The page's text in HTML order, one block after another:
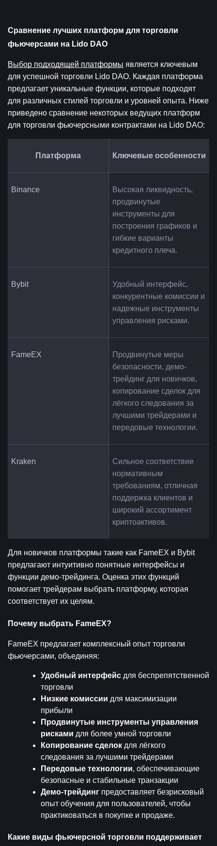
Сравнение лучших платформ для торговли
фьючерсами на Lido DAO
Выбор подходящей платформы является ключевым
для успешной торговли Lido DAO. Каждая платформа
предлагает уникальные функции, которые подходят
для различных стилей торговли и уровней опыта. Ниже
приведено сравнение некоторых ведущих платформ
для торговли фьючерсными контрактами на Lido DAO:
Платформа Ключевые особенности
Binance
Высокая ликвидность,
продвинутые
инструменты для
построения графиков и
гибкие варианты
кредитного плеча.
Bybit
Удобный интерфейс,
конкурентные комиссии и
надежные инструменты
управления рисками.
FameEX
Продвинутые меры
безопасности, демо-
трейдинг для новичков,
копирование сделок для
лёгкого следования за
лучшими трейдерами и
передовые технологии.
Kraken
Сильное соответствие
нормативным
требованиям, отличная
поддержка клиентов и
широкий ассортимент
криптоактивов.
Для новичков платформы такие как FameEX и Bybit
предлагают интуитивно понятные интерфейсы и
функции демо-трейдинга. Оценка этих функций
помогает трейдерам выбрать платформу, которая
соответствует их целям.
Почему выбрать FameEX?
FameEX предлагает комплексный опыт торговли
фьючерсами, объединяя:
Удобный интерфейс для беспрепятственной
торговли
Низкие комиссии для максимизации
прибыли
Продвинутые инструменты управления
рисками для более умной торговли
Копирование сделок для лёгкого
следования за лучшими трейдерами
Передовые технологии, обеспечивающие
безопасные и стабильные транзакции
Демо-трейдинг предоставляет безрисковый
опыт обучения для пользователей, чтобы
практиковаться в покупке и продаже.
Какие виды фьючерсной торговли поддерживает